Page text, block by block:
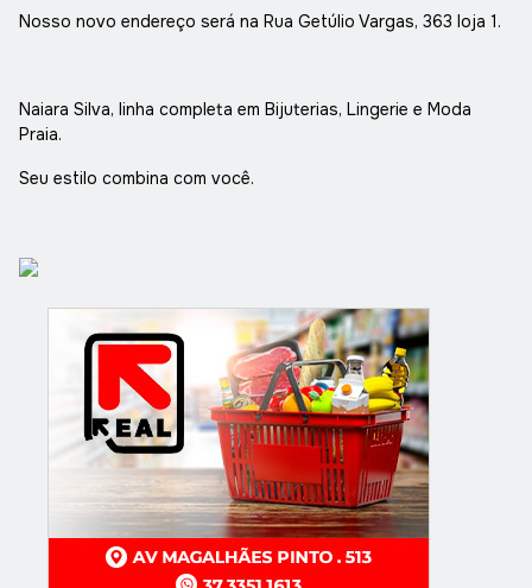
Nosso novo endereço será na Rua Getúlio Vargas, 363 loja 1.
Naiara Silva, linha completa em Bijuterias, Lingerie e Moda
Praia.
Seu estilo combina com você.